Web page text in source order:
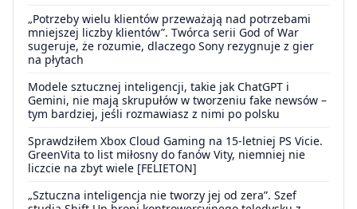
„Potrzeby wielu klientów przeważają nad potrzebami
mniejszej liczby klientów”. Twórca serii God of War
sugeruje, że rozumie, dlaczego Sony rezygnuje z gier
na płytach
Modele sztucznej inteligencji, takie jak ChatGPT i
Gemini, nie mają skrupułów w tworzeniu fake newsów –
tym bardziej, jeśli rozmawiasz z nimi po polsku
Sprawdziłem Xbox Cloud Gaming na 15-letniej PS Vicie.
GreenVita to list miłosny do fanów Vity, niemniej nie
liczcie na zbyt wiele [FELIETON]
„Sztuczna inteligencja nie tworzy jej od zera”. Szef